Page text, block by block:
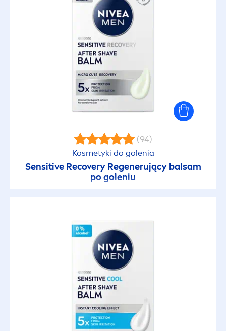
(94)
Kosmetyki do golenia
SensitiveRecovery Regenerujący balsam
po goleniu